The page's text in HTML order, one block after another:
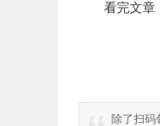
看完文章
除了扫码